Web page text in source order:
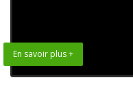
En savoir plus +